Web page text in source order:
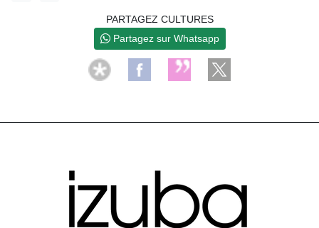
PARTAGEZ CULTURES
Partagez sur Whatsapp